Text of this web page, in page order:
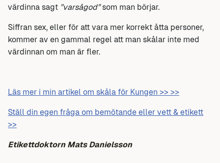
värdinna sagt ”varsågod”som man börjar.
Siffran sex, eller för att vara mer korrekt åtta personer,
kommer av en gammal regel att man skålar inte med
värdinnan om man är fler.
Läs mer i min artikel om skåla för Kungen >> >>
Ställ din egen fråga om bemötande eller vett & etikett
>>
Etikettdoktorn Mats Danielsson